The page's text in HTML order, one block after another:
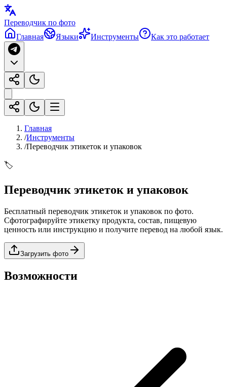
Переводчик по фото
Главная
Языки Инструменты Как это работает
Главная
/Инструменты
/Переводчик этикеток и упаковок
🏷️
Переводчик этикеток и упаковок
Бесплатный переводчик этикеток и упаковок по фото.
Сфотографируйте этикетку продукта, состав, пищевую
ценность или инструкцию и получите перевод на любой язык.
Загрузить фото
Возможности